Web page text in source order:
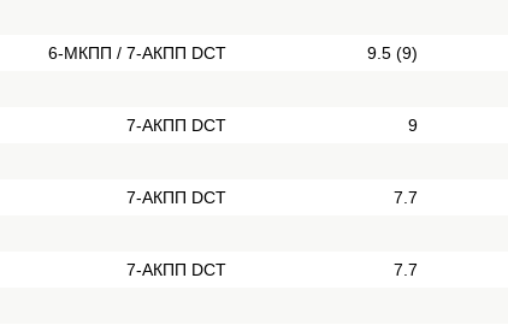
6-МКПП / 7-АКПП DCT 9.5 (9)
7-АКПП DCT 9
7-АКПП DCT 7.7
7-АКПП DCT 7.7